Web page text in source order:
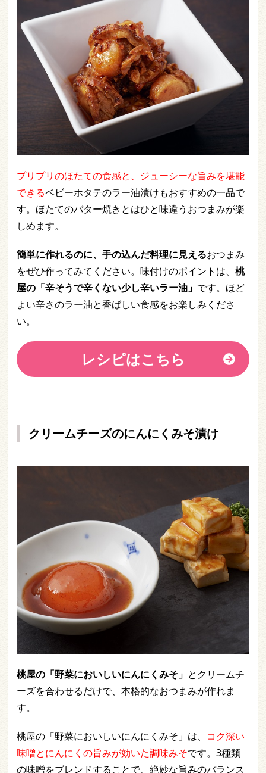
プリプリのほたての食感と、ジューシーな旨みを堪能
できるベビーホタテのラー油漬けもおすすめの一品で
す。ほたてのバター焼きとはひと味違うおつまみが楽
しめます。
簡単に作れるのに、手の込んだ料理に見えるおつまみ
をぜひ作ってみてください。味付けのポイントは、 桃
屋の「辛そうで辛くない少し辛いラー油」 です。ほど
よい辛さのラー油と香ばしい食感をお楽しみくださ
い。
レシピはこちら
クリームチーズのにんにくみそ漬け
桃屋の「野菜においしいにんにくみそ」 とクリームチ
ーズを合わせるだけで、本格的なおつまみが作れま
す。
桃屋の「野菜においしいにんにくみそ」は、 コク深い
味噌とにんにくの旨みが効いた調味みそです。3種類
の味噌をブレンドすることで、絶妙な旨みのバランス